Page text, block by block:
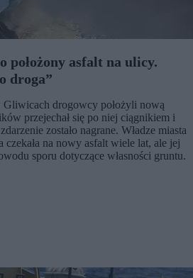
położony asfalt na ulicy.
droga”
drogowcy położyli nową
przejechał się po niej ciągnikiem i
zostało nagrane. Władze miasta
czekała na nowy asfalt wiele lat, ale jej
sporu dotyczące własności gruntu.